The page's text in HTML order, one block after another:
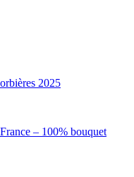
2025
– 100% bouquet